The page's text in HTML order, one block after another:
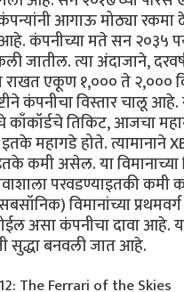
आगाऊ मोठ्या रकमा
कंपनीच्या मते सन २०३५
जातील. त्या अंदाजाने,
राखत एकूण १,००० ते २,०००
कंपनीचा विस्तार चालू आहे.
काँकॉर्डचे तिकिट, आजचा
महागडे होते. त्यामानाने
कमी असेल. या विमानाच्या
परवडण्याइतकी
विमानांच्या
असा कंपनीचा दावा आहे.
सुद्धा बनवली जात आहे.
The Ferrari of the Skies